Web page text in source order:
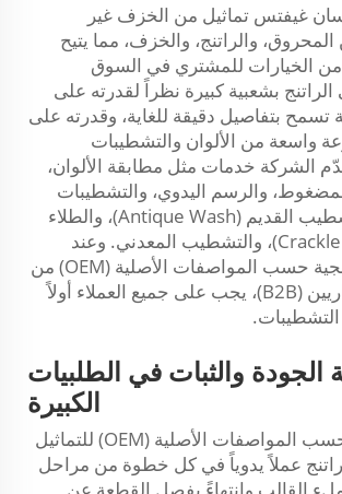
غيفتس تماثيل من الخزف غير
والراتنج، والخزف، مما يتيح
الخيارات للمشتري في السوق
بشعبية كبيرة نظراً لقدرته على
تسمح بتفاصيل دقيقة للغاية، وقدرته على
واسعة من الألوان والتشطيبات
الشركة خدمات مثل مطابقة الألوان،
والرسم اليدوي، والتشطيبات
الخاصة مثل التشطيب القديم (Antique Wash)، والطلاء
المتصدع (Crackle Paint)، والتشطيب المعدني. وعند
طلب تماثيل راتنجية حسب المواصفات الأصلية (OEM) من
قِبل العملاء التجاريين (B2B)، يجب على جميع العملاء أولاً
الجودة والثبات في الطلبيات
الكبيرة
يتطلب التصنيع حسب المواصفات الأصلية (OEM) للتماثيل
عملاً يدوياً في كل خطوة من مراحل
ملء القالب وانتهاءً بفصل القطعة عن